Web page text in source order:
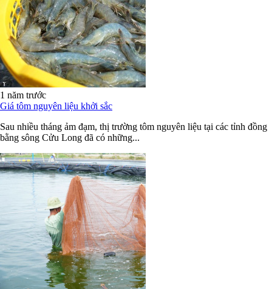
1 năm trước
Giá tôm nguyên liệu khởi sắc
Sau nhiều tháng ảm đạm, thị trường tôm nguyên liệu tại các tỉnh đồng
bằng sông Cửu Long đã có những...